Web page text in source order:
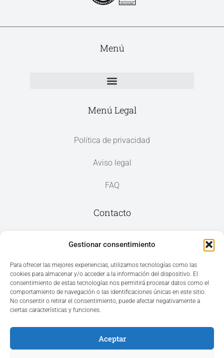
Gestionar consentimiento
Para ofrecer las mejores experiencias, utilizamos tecnologías como las
cookies para almacenar y/o acceder a la información del dispositivo. El
consentimiento de estas tecnologías nos permitirá procesar datos como el
comportamiento de navegación o las identificaciones únicas en este sitio.
No consentir o retirar el consentimiento, puede afectar negativamente a
ciertas características y funciones.
Aceptar
Menú
Menú Legal
Política de privacidad
Aviso legal
FAQ
Contacto
Av. del Mar, 59, 03187 Los Montesinos,
+34 965 207 262
hola@azvconsulting.com
Acceso área privada